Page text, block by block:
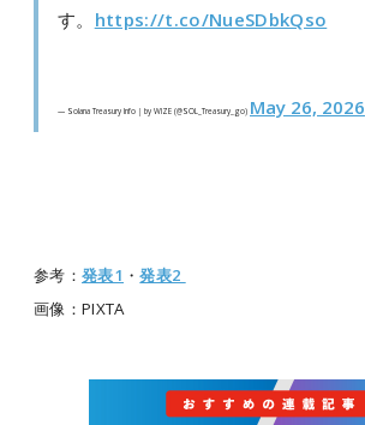
す。 https://t.co/NueSDbkQso
— Solana Treasury Info | by WIZE (@SOL_Treasury_go) May 26, 2026
参考： 発表1 ・発表2
画像：PIXTA